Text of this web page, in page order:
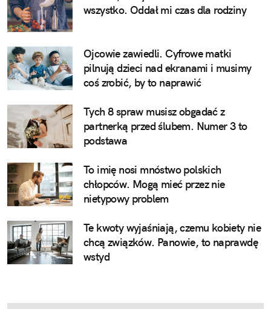
wszystko. Oddał mi czas dla rodziny
Ojcowie zawiedli. Cyfrowe matki
pilnują dzieci nad ekranami i musimy
coś zrobić, by to naprawić
Tych 8 spraw musisz obgadać z
partnerką przed ślubem. Numer 3 to
podstawa
To imię nosi mnóstwo polskich
chłopców. Mogą mieć przez nie
nietypowy problem
Te kwoty wyjaśniają, czemu kobiety nie
chcą związków. Panowie, to naprawdę
wstyd